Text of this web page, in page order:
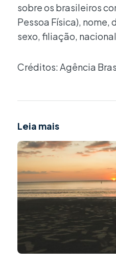
sobre os brasileiros
Pessoa Física),
sexo, filiação,
Créditos: Agência
Leia mais